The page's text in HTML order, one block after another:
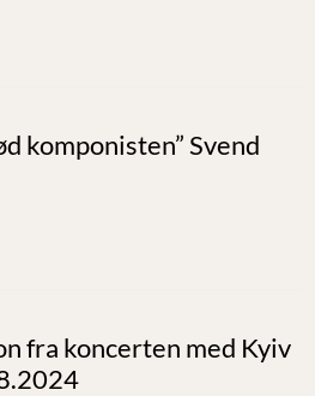
komponisten” Svend
fra koncerten med Kyiv